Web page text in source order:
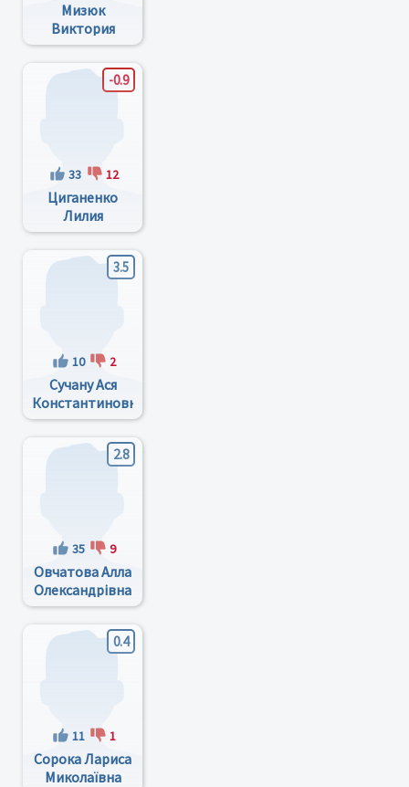
Мизюк
Виктория
Анатольевна
-0.9
33 12
Циганенко
Лилия
Федоровна
3.5
10 2
Сучану Ася
Константиновна
2.8
35 9
Овчатова Алла
Олександрівна
0.4
11 1
Сорока Лариса
Миколаївна